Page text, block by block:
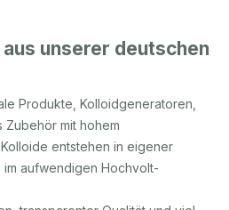
unserer deutschen
Produkte, Kolloidgeneratoren,
mit hohem
entstehen in eigener
im aufwendigen Hochvolt-